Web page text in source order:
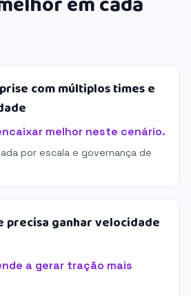
com múltiplos times e
melhor neste cenário.
por escala e governança de
precisa ganhar velocidade
a gerar tração mais